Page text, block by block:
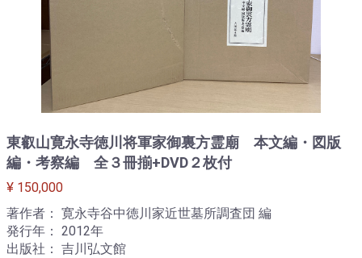
東叡山寛永寺徳川将軍家御裏方霊廟 本文編・図版
編・考察編 全３冊揃+DVD２枚付
¥ 150,000
著作者： 寛永寺谷中徳川家近世墓所調査団 編
発行年： 2012年
出版社： 吉川弘文館